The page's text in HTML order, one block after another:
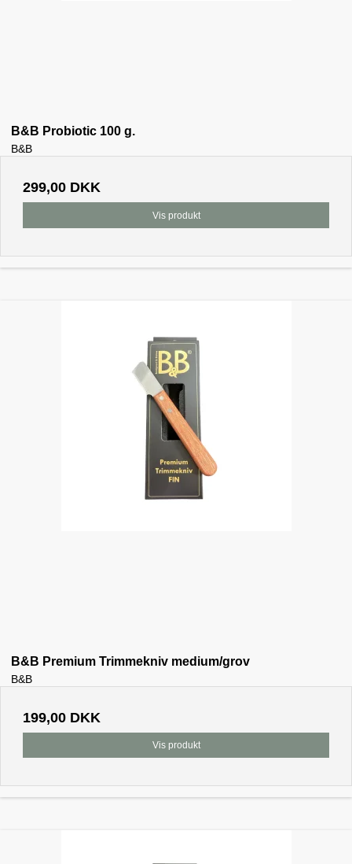
B&B Probiotic 100 g.
B&B
299,00 DKK
Vis produkt
B&B Premium Trimmekniv medium/grov
B&B
199,00 DKK
Vis produkt